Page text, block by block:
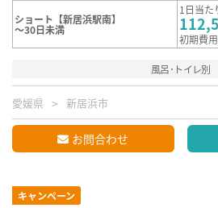
ショート【新居浜駅南】
～30日未満
1日当た
初期費
風呂･トイレ別
愛媛県 新居浜市
お問合わせ
キャンペーン